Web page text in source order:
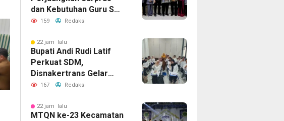
dan Kebutuhan Guru SMA
ke Pemprov Kalsel
159 Redaksi
22 jam lalu
Bupati Andi Rudi Latif
Perkuat SDM,
Disnakertrans Gelar
Pelatihan Desain Grafis
167 Redaksi
22 jam lalu
MTQN ke-23 Kecamatan